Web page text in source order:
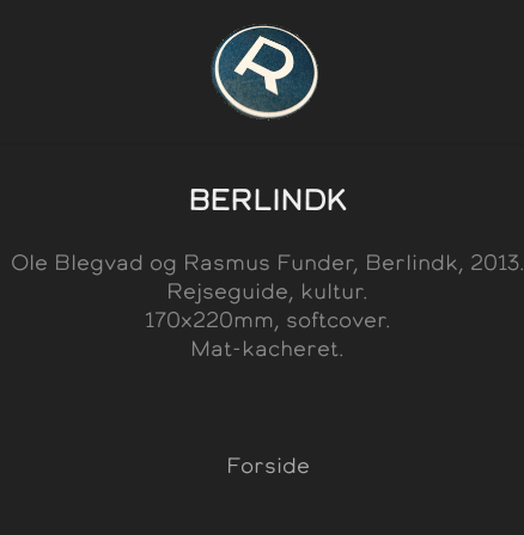
BERLINDK
Ole Blegvad og Rasmus Funder, Berlindk, 2013.
Rejseguide, kultur.
170x220mm, softcover.
Mat-kacheret.
Forside